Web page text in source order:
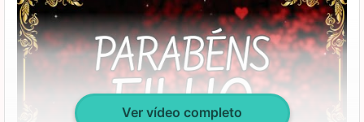
Ver vídeo completo